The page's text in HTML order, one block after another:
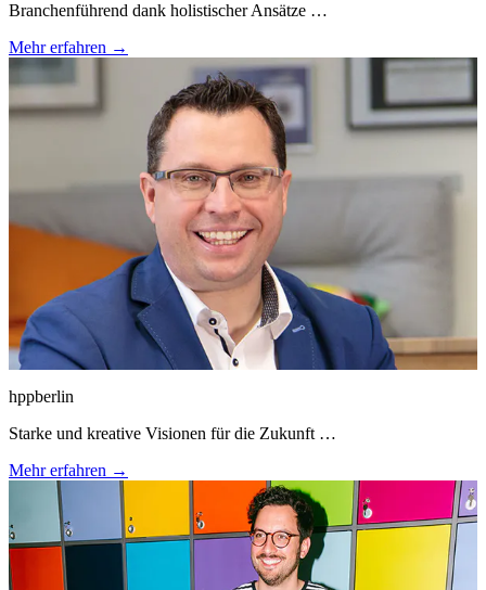
Branchenführend dank holistischer Ansätze …
Mehr erfahren →
hppberlin
Starke und kreative Visionen für die Zukunft …
Mehr erfahren →